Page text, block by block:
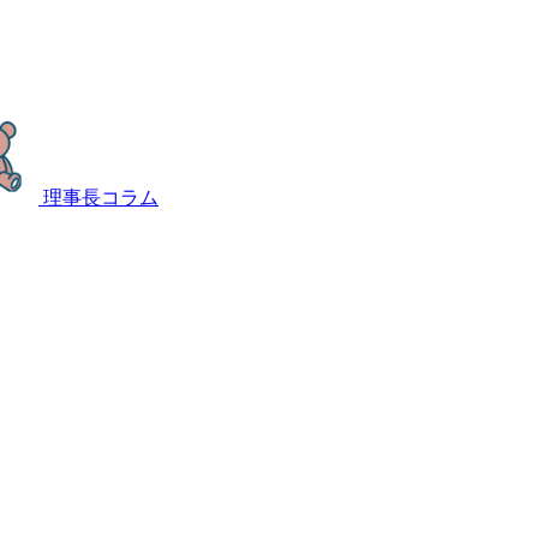
理事長コラム